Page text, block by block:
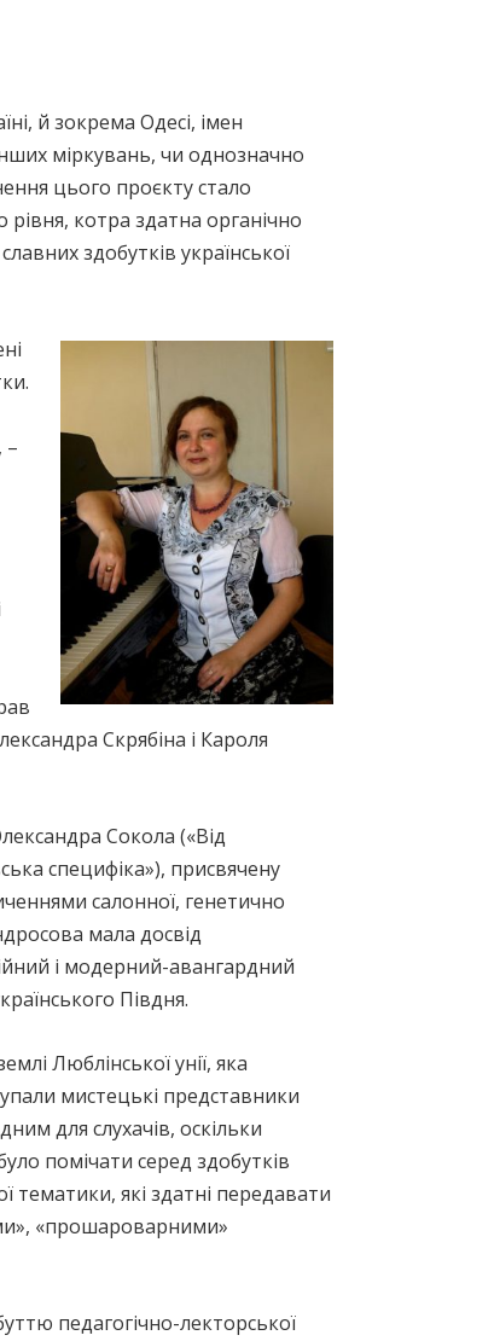
й зокрема Одесі, імен
міркувань, чи однозначно
цього проєкту стало
котра здатна органічно
здобутків української
–
Скрябіна і Кароля
Сокола («Від
специфіка»), присвячену
салонної, генетично
мала досвід
і модерний-авангардний
Півдня.
Люблінської унії, яка
мистецькі представники
для слухачів, оскільки
помічати серед здобутків
тематики, які здатні передавати
«прошароварними»
педагогічно-лекторської